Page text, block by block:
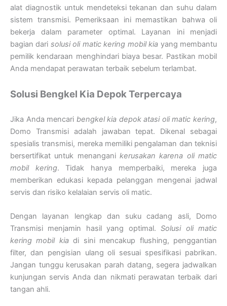
alat diagnostik untuk mendeteksi tekanan dan suhu dalam
sistem transmisi. Pemeriksaan ini memastikan bahwa oli
bekerja dalam parameter optimal. Layanan ini menjadi
bagian dari solusi oli matic kering mobil kia yang membantu
pemilik kendaraan menghindari biaya besar. Pastikan mobil
Anda mendapat perawatan terbaik sebelum terlambat.
Solusi Bengkel Kia Depok Terpercaya
Jika Anda mencari bengkel kia depok atasi oli matic kering,
Domo Transmisi adalah jawaban tepat. Dikenal sebagai
spesialis transmisi, mereka memiliki pengalaman dan teknisi
bersertifikat untuk menangani kerusakan karena oli matic
mobil kering. Tidak hanya memperbaiki, mereka juga
memberikan edukasi kepada pelanggan mengenai jadwal
servis dan risiko kelalaian servis oli matic.
Dengan layanan lengkap dan suku cadang asli, Domo
Transmisi menjamin hasil yang optimal.Solusi oli matic
kering mobil kiadi sini mencakup flushing, penggantian
filter, dan pengisian ulang oli sesuai spesifikasi pabrikan.
Jangan tunggu kerusakan parah datang, segera jadwalkan
kunjungan servis Anda dan nikmati perawatan terbaik dari
tangan ahli.